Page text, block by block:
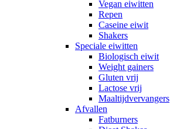
Vegan eiwitten
Repen
Caseine eiwit
Shakers
Speciale eiwitten
Biologisch eiwit
Weight gainers
Gluten vrij
Lactose vrij
Maaltijdvervangers
Afvallen
Fatburners